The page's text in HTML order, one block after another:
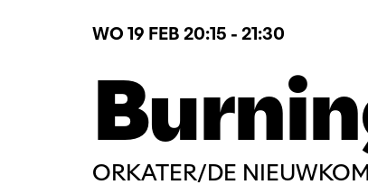
ORKATER/DE
WO 19 FEB 20:15 - 21:30